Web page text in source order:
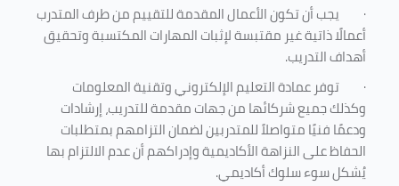
· يجب أن تكون الأعمال المقدمة للتقييم من طرف المتدرب
أعمالًا ذاتية غير مقتبسة لإثبات المهارات المكتسبة وتحقيق
أهداف التدريب.
· توفر عمادة التعليم الإلكتروني وتقنية المعلومات
وكذلك جميع شركائها من جهات مقدمة للتدريب، إرشادات
ودعمًا فنيًا متواصلاً للمتدربين لضمان التزامهم بمتطلبات
الحفاظ على النزاهة الأكاديمية وإدراكهم أن عدم الالتزام بها
يُشكل سوء سلوك أكاديمي.